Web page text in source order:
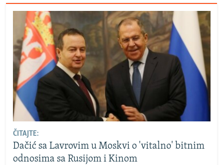
ČITAJTE:
Dačić sa Lavrovim u Moskvi o 'vitalno' bitnim
odnosima sa Rusijom i Kinom